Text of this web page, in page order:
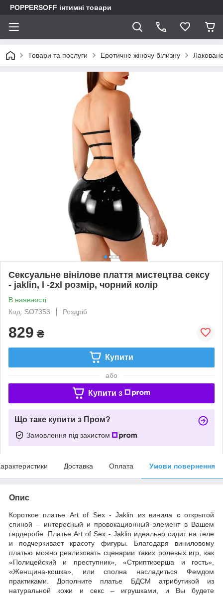
POPPERSOFF інтимні товари
Товари та послуги Еротичне жіночу білизну
Сексуальне вінілове плаття мистецтва сексу
- jaklin, l -2xl розмір, чорний колір
В наявності
Код: SO7353
Роздріб
829 ₴
Купити
або
Купити з
Що таке купити з Пром?
Замовлення під захистом
Доставка Оплата Умови повернення
Опис
Короткое платье Art of Sex - Jaklin из винила с открытой
спиной – интересный и провокационный элемент в Вашем
гардеробе. Платье Art of Sex - Jaklin идеально сидит на теле
и подчеркивает красоту фигуры. Благодаря виниловому
платью можно реализовать сценарии таких ролевых игр, как
«Полицейский и преступник», «Стриптизерша и гость»,
«Женщина-кошка», или сполна насладиться Фемдом
практиками. Дополните платье БДСМ атрибутикой из
натуральной кожи и секс – игрушками, и Вы будете